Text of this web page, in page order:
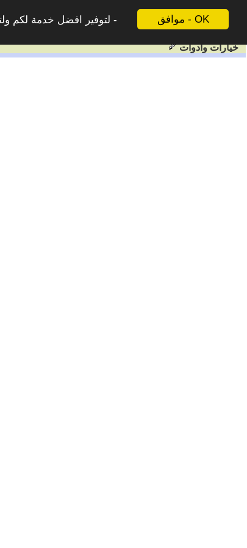
موافق - OK
لتوفير افضل خدمة لكم
خيارات وادوات